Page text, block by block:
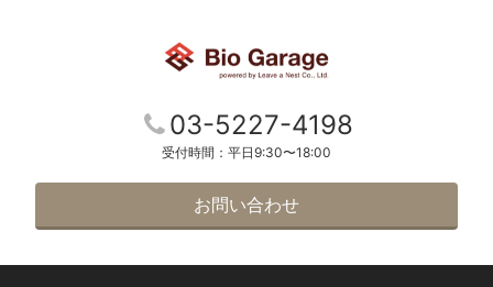
03-5227-4198
受付時間：平日9:30〜18:00
お問い合わせ